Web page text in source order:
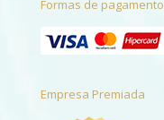
Formas de pagamento
Empresa Premiada